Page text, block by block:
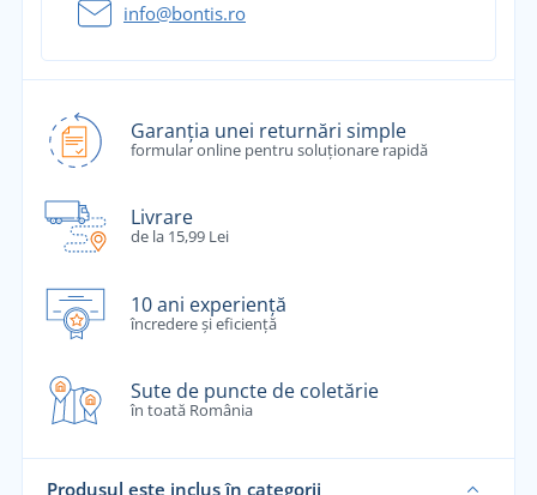
info@bontis.ro
Garanția unei returnări simple
formular online pentru soluționare rapidă
Livrare
de la 15,99 Lei
10 ani experiență
încredere și eficiență
Sute de puncte de coletărie
în toată România
Produsul este inclus în categorii